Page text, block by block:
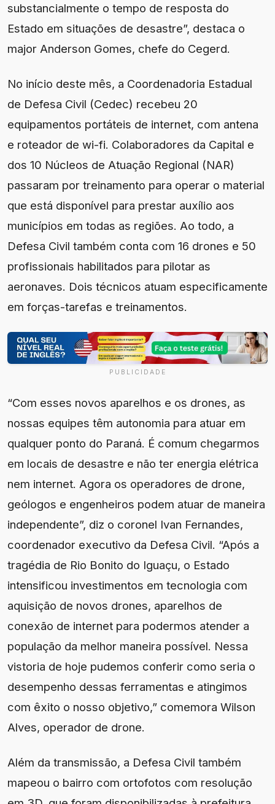
substancialmente o tempo de resposta do
Estado em situações de desastre”, destaca o
major Anderson Gomes, chefe do Cegerd.
No início deste mês, a Coordenadoria Estadual
de Defesa Civil (Cedec) recebeu 20
equipamentos portáteis de internet, com antena
e roteador de wi-fi. Colaboradores da Capital e
dos 10 Núcleos de Atuação Regional (NAR)
passaram por treinamento para operar o material
que está disponível para prestar auxílio aos
municípios em todas as regiões. Ao todo, a
Defesa Civil também conta com 16 drones e 50
profissionais habilitados para pilotar as
aeronaves. Dois técnicos atuam especificamente
em forças-tarefas e treinamentos.
PUBLICIDADE
“Com esses novos aparelhos e os drones, as
nossas equipes têm autonomia para atuar em
qualquer ponto do Paraná. É comum chegarmos
em locais de desastre e não ter energia elétrica
nem internet. Agora os operadores de drone,
geólogos e engenheiros podem atuar de maneira
independente”, diz o coronel Ivan Fernandes,
coordenador executivo da Defesa Civil. “Após a
tragédia de Rio Bonito do Iguaçu, o Estado
intensificou investimentos em tecnologia com
aquisição de novos drones, aparelhos de
conexão de internet para podermos atender a
população da melhor maneira possível. Nessa
vistoria de hoje pudemos conferir como seria o
desempenho dessas ferramentas e atingimos
com êxito o nosso objetivo,” comemora Wilson
Alves, operador de drone.
Além da transmissão, a Defesa Civil também
mapeou o bairro com ortofotos com resolução